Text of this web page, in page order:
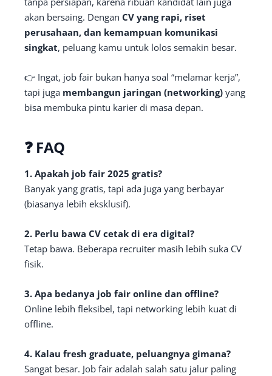
akan bersaing. Dengan CV yang rapi, riset
perusahaan, dan kemampuan komunikasi
singkat, peluang kamu untuk lolos semakin besar.
👉 Ingat, job fair bukan hanya soal “melamar kerja”,
tapi juga membangun jaringan (networking) yang
bisa membuka pintu karier di masa depan.
❓ FAQ
1. Apakah job fair 2025 gratis?
Banyak yang gratis, tapi ada juga yang berbayar
(biasanya lebih eksklusif).
2. Perlu bawa CV cetak di era digital?
Tetap bawa. Beberapa recruiter masih lebih suka CV
fisik.
3. Apa bedanya job fair online dan offline?
Online lebih fleksibel, tapi networking lebih kuat di
offline.
4. Kalau fresh graduate, peluangnya gimana?
Sangat besar. Job fair adalah salah satu jalur paling